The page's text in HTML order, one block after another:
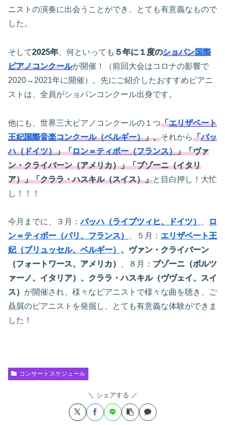
ニストの演奏に出会うことができ、とても有意義なもので
した。
そして2025年、何といっても ５年に１度のショパン国際
ピアノコンクールが開催！（前回大会はコロナの影響で
2020→2021年に開催）。先にご紹介したおすすめピアニ
ストは、全員がショパンコンクール出身です。
他にも、世界三大ピアノコンクールの１つ「エリザベート
王妃国際音楽コンクール（ベルギー）」、それから「バッ
ハ（ドイツ）」「ロン＝ティボー（フランス）」「ヴァ
ン・クライバーン（アメリカ）」「ブゾーニ（イタリ
ア）」「クララ・ハスキル（スイス）」と目白押し！大忙
し！！！
今月までに、３月：バッハ（ライプツィヒ、ドイツ）
ロ
ン＝ティボー（パリ、フランス）
、５月： エリザベート王
妃（ブリュッセル、ベルギー） 、ヴァン・クライバーン
（フォートワース、アメリカ）
、８月： ブゾーニ（ボルツ
ァーノ、イタリア）、クララ・ハスキル（ヴヴェイ、スイ
ス） が開催され、様々なピアニストで様々な曲を聴き、ご
贔屓のピアニストを発掘し、とても有意義な体験ができま
した！
コンサートスケジュール
シェアする